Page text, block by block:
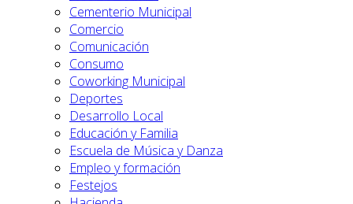
Cementerio Municipal
Comercio
Comunicación
Consumo
Coworking Municipal
Deportes
Desarrollo Local
Educación y Familia
Escuela de Música y Danza
Empleo y formación
Festejos